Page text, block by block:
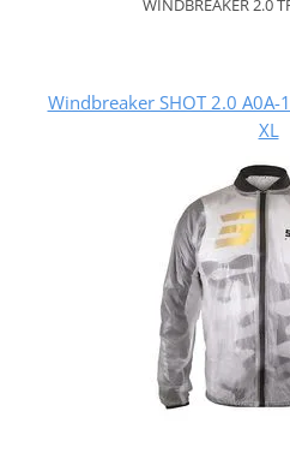
WINDBREAKER 2.0
Windbreaker SHOT 2.0
XL